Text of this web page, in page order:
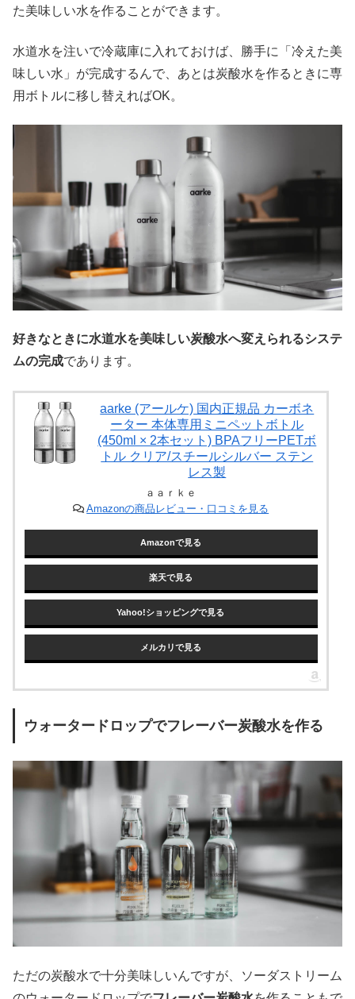
た美味しい水を作ることができます。
水道水を注いで冷蔵庫に入れておけば、勝手に「冷えた美
味しい水」が完成するんで、あとは炭酸水を作るときに専
用ボトルに移し替えればOK。
好きなときに水道水を美味しい炭酸水へ変えられるシステ
ムの完成であります。
aarke (アールケ) 国内正規品 カーボネ
ーター 本体専用ミニペットボトル
(450ml × 2本セット) BPAフリーPETボ
トル クリア/スチールシルバー ステン
レス製
ａａｒｋｅ
Amazonの商品レビュー・口コミを見る
Amazonで見る
楽天で見る
Yahoo!ショッピングで見る
メルカリで見る
ウォータードロップでフレーバー炭酸水を作る
ただの炭酸水で十分美味しいんですが、ソーダストリーム